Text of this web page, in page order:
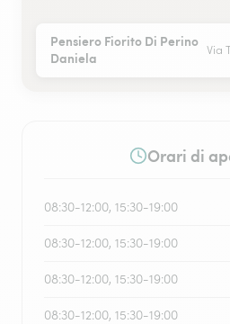
Pensiero Fiorito Di Perino
Daniela
Via
Orari di
08:30-12:00, 15:30-19:00
08:30-12:00, 15:30-19:00
08:30-12:00, 15:30-19:00
08:30-12:00, 15:30-19:00